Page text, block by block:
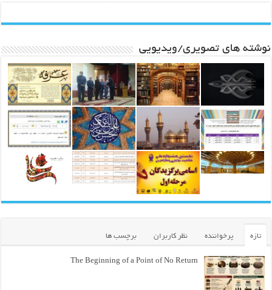
نوشته های تصویری/ویدیویی
تازه پرخواننده نظر کاربران برچسب ها
The Beginning of a Point of No Return